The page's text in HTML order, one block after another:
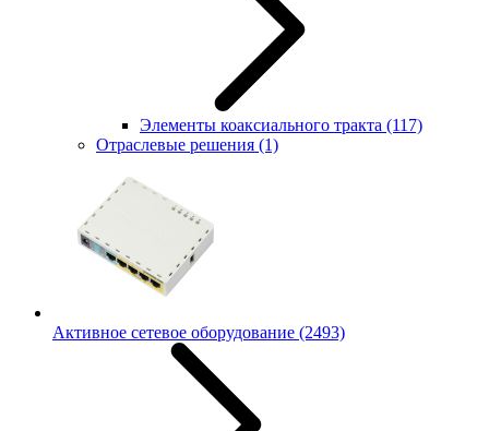
Элементы коаксиального тракта (117)
Отраслевые решения (1)
Активное сетевое оборудование (2493)